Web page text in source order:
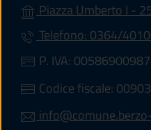
Piazza Umberto I -
Telefono: 0364/
P. IVA: 00586900987
Codice fiscale: